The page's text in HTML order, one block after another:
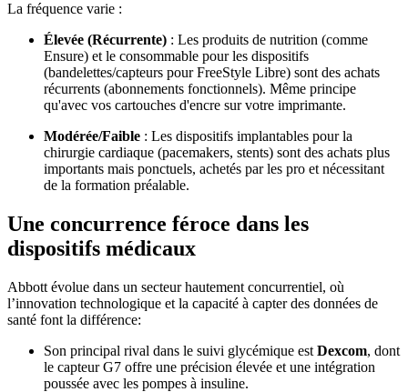
La fréquence varie :
Élevée (Récurrente) : Les produits de nutrition (comme
Ensure) et le consommable pour les dispositifs
(bandelettes/capteurs pour FreeStyle Libre) sont des achats
récurrents (abonnements fonctionnels). Même principe
qu'avec vos cartouches d'encre sur votre imprimante.
Modérée/Faible : Les dispositifs implantables pour la
chirurgie cardiaque (pacemakers, stents) sont des achats plus
importants mais ponctuels, achetés par les pro et nécessitant
de la formation préalable.
Une concurrence féroce dans les
dispositifs médicaux
Abbott évolue dans un secteur hautement concurrentiel, où
l’innovation technologique et la capacité à capter des données de
santé font la différence:
Son principal rival dans le suivi glycémique est Dexcom, dont
le capteur G7 offre une précision élevée et une intégration
poussée avec les pompes à insuline.